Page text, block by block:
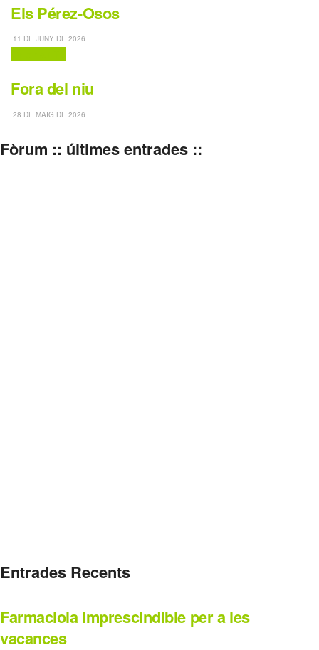
Els Pérez-Osos
11 DE JUNY DE 2026
Fora del niu
28 DE MAIG DE 2026
Fòrum :: últimes entrades ::
Entrades Recents
Farmaciola imprescindible per a les
vacances